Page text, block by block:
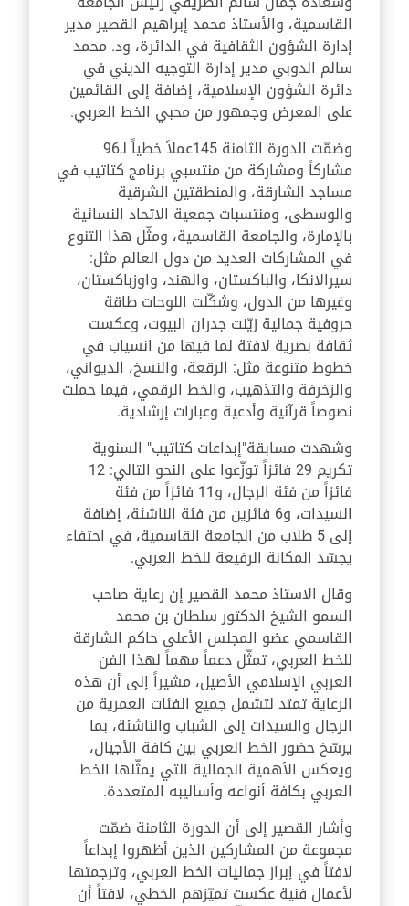
القاسمية، والأستاذ محمد إبراهيم القصير مدير
إدارة الشؤون الثقافية في الدائرة، ود. محمد
سالم الدوبي مدير إدارة التوجيه الديني في
دائرة الشؤون الإسلامية، إضافة إلى القائمين
على المعرض وجمهور من محبي الخط العربي.
وضمّت الدورة الثامنة 145عملاً خطياً لـ96
مشاركاً ومشاركة من منتسبي برنامج كتاتيب في
مساجد الشارقة، والمنطقتين الشرقية
والوسطى، ومنتسبات جمعية الاتحاد النسائية
بالإمارة، والجامعة القاسمية، ومثّل هذا التنوع
في المشاركات العديد من دول العالم مثل:
سيرالانكا، والباكستان، والهند، واوزباكستان،
وغيرها من الدول، وشكّلت اللوحات طاقة
حروفية جمالية زيّنت جدران البيوت، وعكست
ثقافة بصرية لافتة لما فيها من انسياب في
خطوط متنوعة مثل: الرقعة، والنسخ، الديواني،
والزخرفة والتذهيب، والخط الرقمي، فيما حملت
نصوصاً قرآنية وأدعية وعبارات إرشادية.
وشهدت مسابقة"إبداعات كتاتيب" السنوية
تكريم 29 فائزاً توزّعوا على النحو التالي: 12
فائزاً من فئة الرجال، و11 فائزاً من فئة
السيدات، و6 فائزين من فئة الناشئة، إضافة
إلى 5 طلاب من الجامعة القاسمية، في احتفاء
يجسّد المكانة الرفيعة للخط العربي.
وقال الاستاذ محمد القصير إن رعاية صاحب
السمو الشيخ الدكتور سلطان بن محمد
القاسمي عضو المجلس الأعلى حاكم الشارقة
للخط العربي، تمثّل دعماً مهماً لهذا الفن
العربي الإسلامي الأصيل، مشيراً إلى أن هذه
الرعاية تمتد لتشمل جميع الفئات العمرية من
الرجال والسيدات إلى الشباب والناشئة، بما
يرسّخ حضور الخط العربي بين كافة الأجيال،
ويعكس الأهمية الجمالية التي يمثّلها الخط
العربي بكافة أنواعه وأساليبه المتعددة.
وأشار القصير إلى أن الدورة الثامنة ضمّت
مجموعة من المشاركين الذين أظهروا إبداعاً
لافتاً في إبراز جماليات الخط العربي، وترجمتها
لأعمال فنية عكست تميّزهم الخطي، لافتاً أن